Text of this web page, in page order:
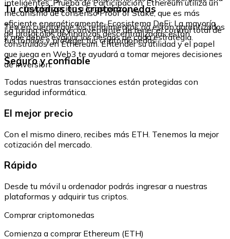
revalorización a largo plazo.
Ten en cuenta que los rendimientos no están garantizados
y que debes evaluar los riesgos de cada estrategia.
inteligentes. Prueba de Participación: Ethereum utiliza un
mecanismo de consenso Proof of Stake, que es más
eficiente energéticamente. Ecosistema DeFi: La mayoría
de protocolos de finanzas descentralizadas están
construidos en Ethereum. Entender su utilidad y el papel
que juega en Web3 te ayudará a tomar mejores decisiones
de inversión.
Tu custodias tus criptomonedas
La forma segura y conveniente de tener el control total de
tus fondos y proteger tus criptomonedas.
Seguro y confiable
Todas nuestras transacciones están protegidas con
seguridad informática.
El mejor precio
Con el mismo dinero, recibes más ETH. Tenemos la mejor
cotización del mercado.
Rápido
Desde tu móvil u ordenador podrás ingresar a nuestras
plataformas y adquirir tus criptos.
Comprar criptomonedas
Comienza a comprar Ethereum (ETH)